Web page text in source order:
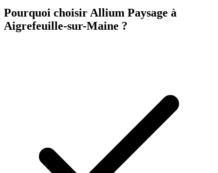
Pourquoi choisir Allium Paysage à
Aigrefeuille-sur-Maine ?